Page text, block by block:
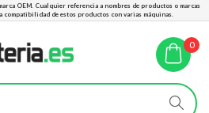
OEM. Cualquier referencia a nombres de productos o marcas
compatibilidad de estos productos con varias máquinas.
0